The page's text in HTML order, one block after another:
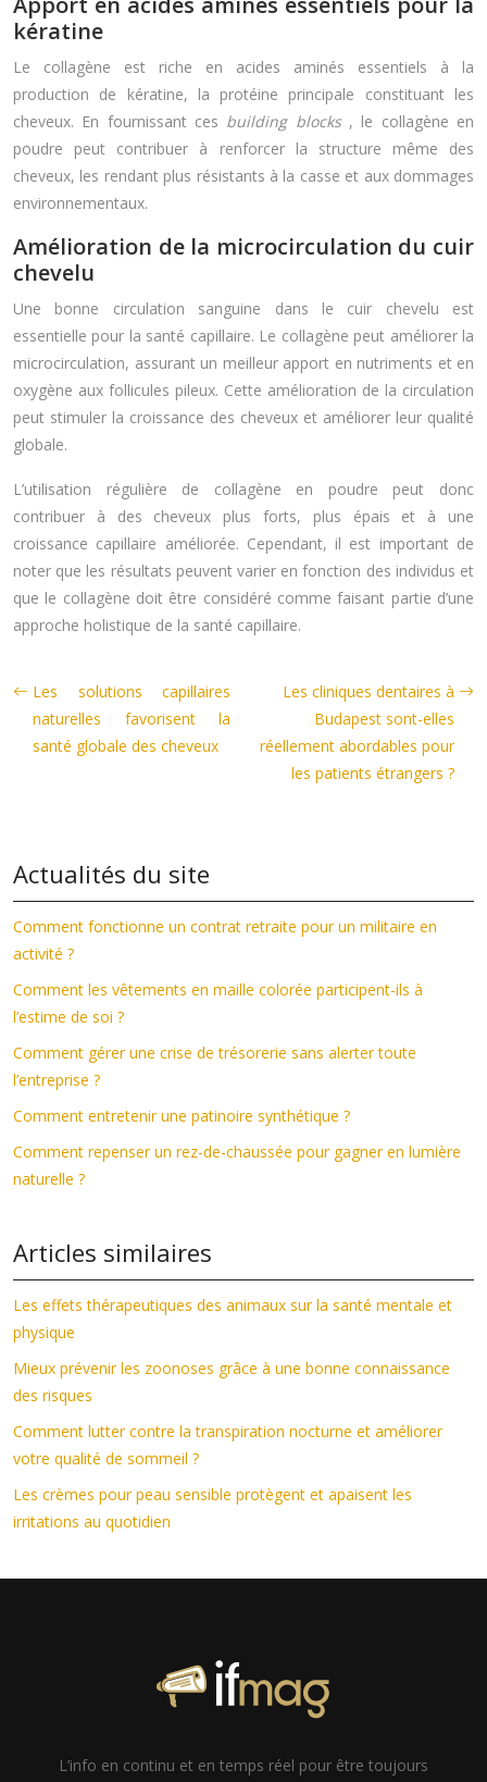
kératine
Le collagène est riche en acides aminés essentiels à la
production de kératine, la protéine principale constituant les
cheveux. En fournissant ces building blocks , le collagène en
poudre peut contribuer à renforcer la structure même des
cheveux, les rendant plus résistants à la casse et aux dommages
environnementaux.
Amélioration de la microcirculation du cuir
chevelu
Une bonne circulation sanguine dans le cuir chevelu est
essentielle pour la santé capillaire. Le collagène peut améliorer la
microcirculation, assurant un meilleur apport en nutriments et en
oxygène aux follicules pileux. Cette amélioration de la circulation
peut stimuler la croissance des cheveux et améliorer leur qualité
globale.
L’utilisation régulière de collagène en poudre peut donc
contribuer à des cheveux plus forts, plus épais et à une
croissance capillaire améliorée. Cependant, il est important de
noter que les résultats peuvent varier en fonction des individus et
que le collagène doit être considéré comme faisant partie d’une
approche holistique de la santé capillaire.
Les solutions capillaires
naturelles favorisent la
santé globale des cheveux
Les cliniques dentaires à
Budapest sont-elles
réellement abordables pour
les patients étrangers ?
Actualités du site
Comment fonctionne un contrat retraite pour un militaire en
activité ?
Comment les vêtements en maille colorée participent-ils à
l’estime de soi ?
Comment gérer une crise de trésorerie sans alerter toute
l’entreprise ?
Comment entretenir une patinoire synthétique ?
Comment repenser un rez-de-chaussée pour gagner en lumière
naturelle ?
Articles similaires
Les effets thérapeutiques des animaux sur la santé mentale et
physique
Mieux prévenir les zoonoses grâce à une bonne connaissance
des risques
Comment lutter contre la transpiration nocturne et améliorer
votre qualité de sommeil ?
Les crèmes pour peau sensible protègent et apaisent les
irritations au quotidien
L’info en continu et en temps réel pour être toujours